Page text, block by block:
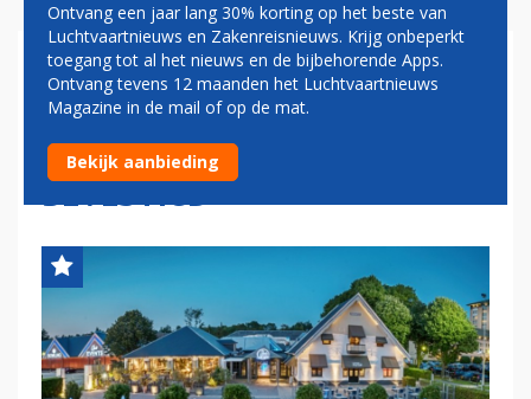
DRIE NIEUWE DEELNEMERS
BUSINESS TRAVEL &
MOBILITY CONFERENCE
BEVESTIGD
Ontvang een jaar lang 30% korting op het beste van
Luchtvaartnieuws en Zakenreisnieuws. Krijg onbeperkt
toegang tot al het nieuws en de bijbehorende Apps.
Ontvang tevens 12 maanden het Luchtvaartnieuws
Magazine in de mail of op de mat.
Bekijk aanbieding